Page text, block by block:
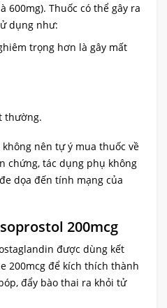
600mg). Thuốc có thể gây ra
dụng như:
trọng hơn là gây mất
thường.
nên tự ý mua thuốc về
chứng, tác dụng phụ không
dọa đến tính mạng của
200mcg
được dùng kết
200mcg để kích thích thành
đẩy bào thai ra khỏi tử